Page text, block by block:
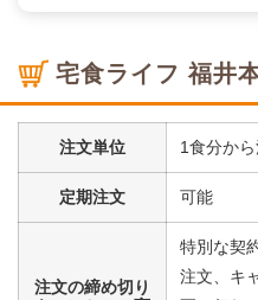
宅食ライフ 福井
注文単位 1食分か
定期注文 可能
注文の締め切り
特別な契
注文、キ